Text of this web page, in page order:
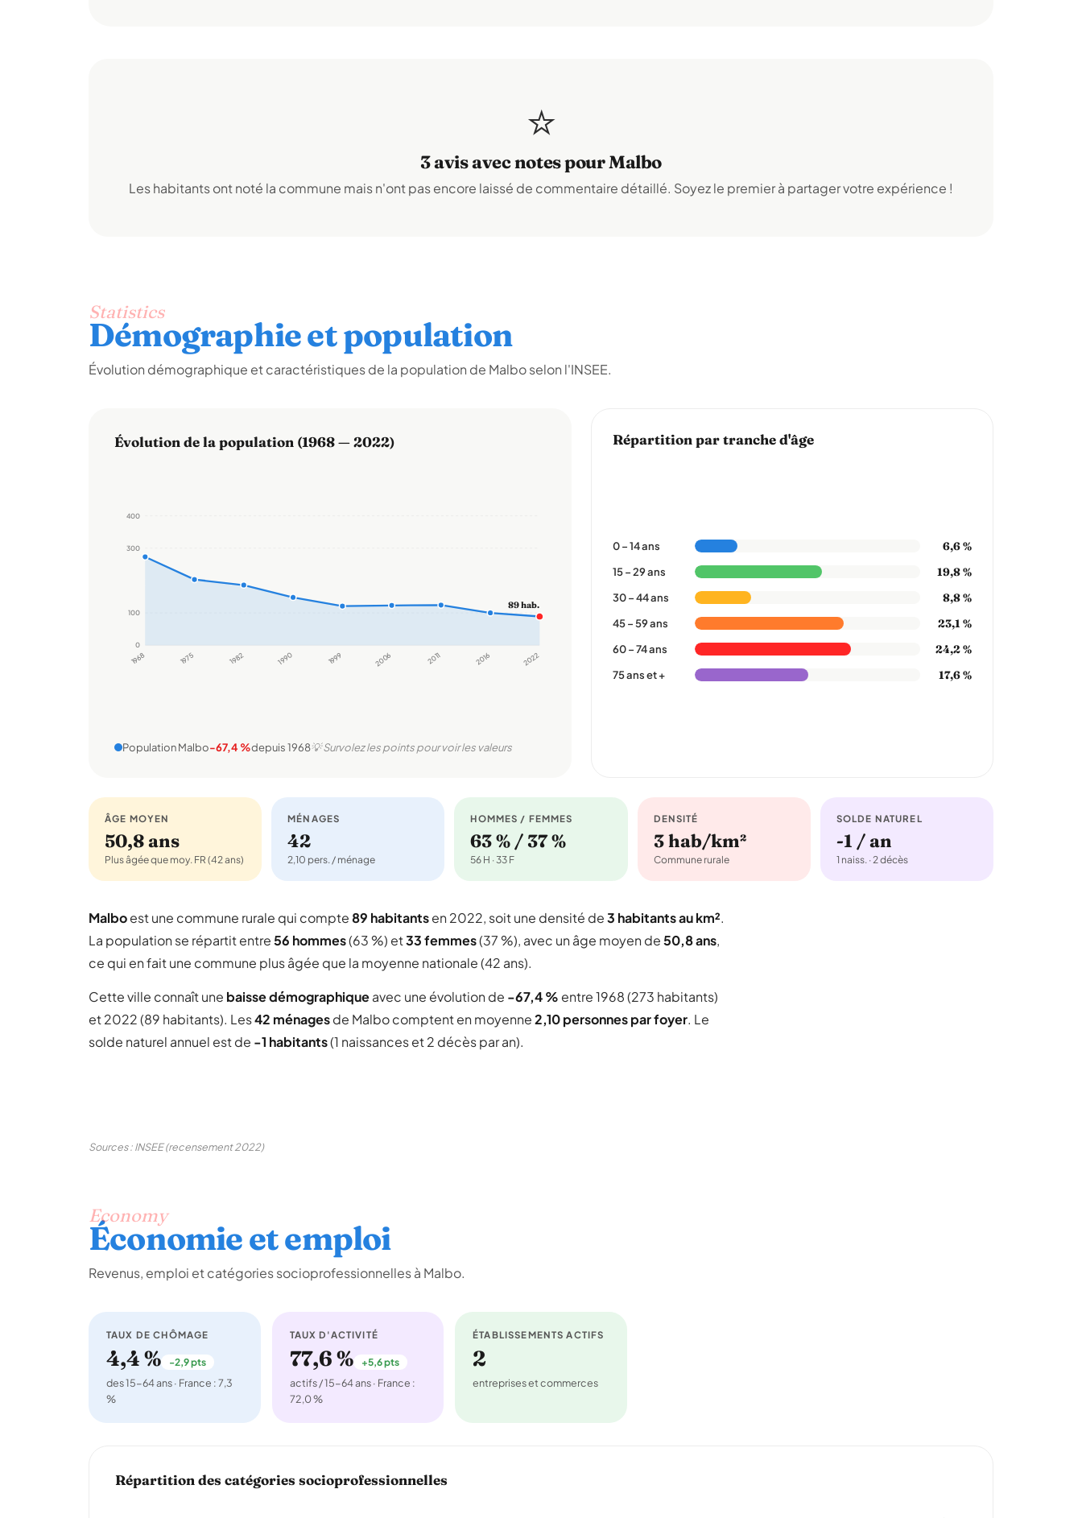
⭐
3 avis avec notes pour Malbo
Les habitants ont noté la commune mais n'ont pas encore laissé de commentaire détaillé. Soyez le premier à partager votre expérience !
Statistics
Démographie et population
Évolution démographique et caractéristiques de la population de Malbo selon l'INSEE.
Évolution de la population (1968 — 2022)
0
100
300
400
1968 1975 1982 1990 1999 2006 2011 2016 2022
89 hab.
Population Malbo-67,4 %depuis 1968💡 Survolez les points pour voir les valeurs
Répartition par tranche d'âge
0 – 14 ans 6,6 %
15 – 29 ans 19,8 %
30 – 44 ans 8,8 %
45 – 59 ans 23,1 %
60 – 74 ans 24,2 %
75 ans et + 17,6 %
ÂGE MOYEN
50,8 ans
Plus âgée que moy. FR (42 ans)
MÉNAGES
42
2,10 pers. / ménage
HOMMES / FEMMES
63 % / 37 %
56 H · 33 F
DENSITÉ
3 hab/km²
Commune rurale
SOLDE NATUREL
-1 / an
1 naiss. · 2 décès
Malboest une commune rurale qui compte89 habitantsen 2022, soit une densité de3 habitants au km².
La population se répartit entre56 hommes(63 %) et33 femmes(37 %), avec un âge moyen de50,8 ans,
ce qui en fait une commune plus âgée que la moyenne nationale (42 ans).
Cette ville connaît une baisse démographiqueavec une évolution de -67,4 % entre 1968 (273 habitants)
et 2022 (89 habitants). Les42 ménagesde Malbo comptent en moyenne2,10 personnes par foyer. Le
solde naturel annuel est de -1 habitants(1 naissances et 2 décès par an).
Sources : INSEE (recensement 2022)
Economy
Économie et emploi
Revenus, emploi et catégories socioprofessionnelles à Malbo.
TAUX DE CHÔMAGE
4,4 % -2,9 pts
des 15-64 ans · France : 7,3
%
TAUX D'ACTIVITÉ
77,6 % +5,6 pts
actifs / 15-64 ans · France :
72,0 %
ÉTABLISSEMENTS ACTIFS
2
entreprises et commerces
Répartition des catégories socioprofessionnelles